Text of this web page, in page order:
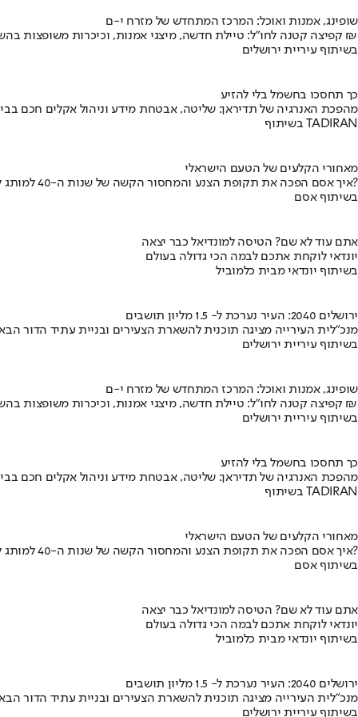
שופינג, אמנות ואוכל: המרכז המתחדש של מזרח י-ם
קפיצה קטנה לחו"ל: טיילת חדשה, מיצגי אמנות, וכיכרות משופצות בהשקעה של 100 מיליון ₪
בשיתוף עיריית ירושלים
כך תחסכו בחשמל בלי להזיע
מהפכת האנרגיה של תדיראן: שליטה, אבטחת מידע וניהול אקלים חכם
בשיתוף TADIRAN
מאחורי הקלעים של הטעם הישראלי
איך אסם הפכה את תקופת הצנע והמחסור הקשה של שנות ה-40 למותג לאומי?
בשיתוף אסם
אתם עוד לא שם? הטיסה למונדיאל כבר יצאה
יונדאי לוקחת אתכם לבמה הכי גדולה בעולם
בשיתוף יונדאי מבית כלמוביל
ירושלים 2040: העיר נערכת ל- 1.5 מליון תושבים
מנכ"לית העירייה מציגה תוכנית להשארת הצעירים ובניית עתיד הדור
בשיתוף עיריית ירושלים
שופינג, אמנות ואוכל: המרכז המתחדש של מזרח י-ם
קפיצה קטנה לחו"ל: טיילת חדשה, מיצגי אמנות, וכיכרות משופצות בהשקעה של 100 מיליון ₪
בשיתוף עיריית ירושלים
כך תחסכו בחשמל בלי להזיע
מהפכת האנרגיה של תדיראן: שליטה, אבטחת מידע וניהול אקלים חכם
בשיתוף TADIRAN
מאחורי הקלעים של הטעם הישראלי
איך אסם הפכה את תקופת הצנע והמחסור הקשה של שנות ה-40 למותג לאומי?
בשיתוף אסם
אתם עוד לא שם? הטיסה למונדיאל כבר יצאה
יונדאי לוקחת אתכם לבמה הכי גדולה בעולם
בשיתוף יונדאי מבית כלמוביל
ירושלים 2040: העיר נערכת ל- 1.5 מליון תושבים
מנכ"לית העירייה מציגה תוכנית להשארת הצעירים ובניית עתיד הדור
בשיתוף עיריית ירושלים